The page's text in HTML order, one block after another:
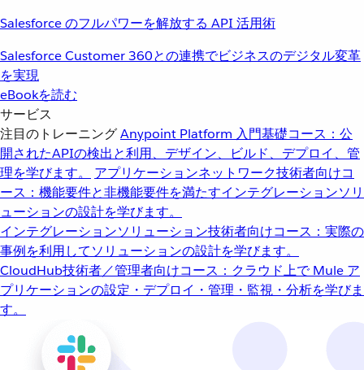
Salesforce のフルパワーを解放する API 活用術
Salesforce Customer 360との連携でビジネスのデジタル変革
を実現
eBookを読む
サービス
注目のトレーニングAnypoint Platform 入門基礎コース：公
開されたAPIの検出と利用、デザイン、ビルド、デプロイ、管
理を学びます。
アプリケーションネットワーク技術者向けコ
ース：機能要件と非機能要件を満たすインテグレーションソリ
ューションの設計を学びます。
インテグレーションソリューション技術者向けコース：実際の
事例を利用してソリューションの設計を学びます。
CloudHub技術者／管理者向けコース：クラウド上で Mule ア
プリケーションの設定・デプロイ・管理・監視・分析を学びま
す。